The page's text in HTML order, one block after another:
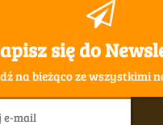
się do
na bieżąco ze wszystkimi